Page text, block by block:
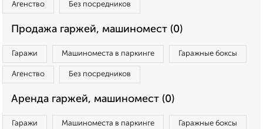
Агенство Без посредников
Продажа гаржей, машиномест (0)
Гаражи Машиноместа в паркинге Гаражные боксы
Агенство Без посредников
Аренда гаржей, машиномест (0)
Гаражи Машиноместа в паркинге Гаражные боксы